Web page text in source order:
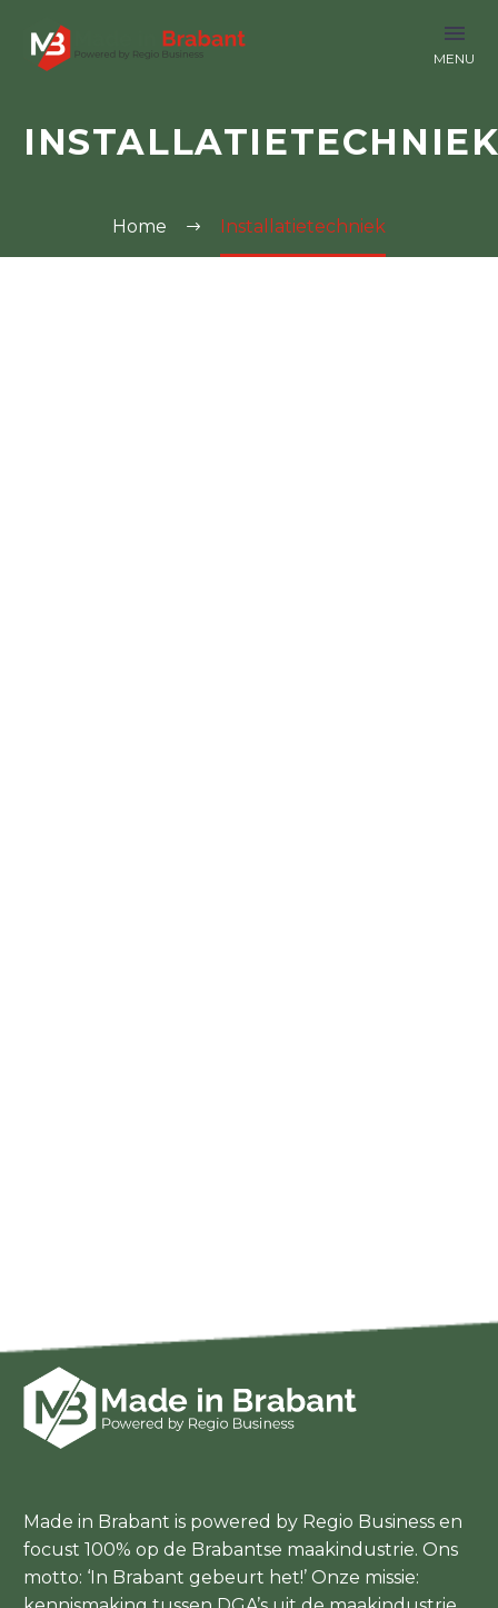
Home Installatietechniek
Made in Brabant is powered by Regio Business en
focust 100% op de Brabantse maakindustrie. Ons
motto: ‘In Brabant gebeurt het!’ Onze missie: